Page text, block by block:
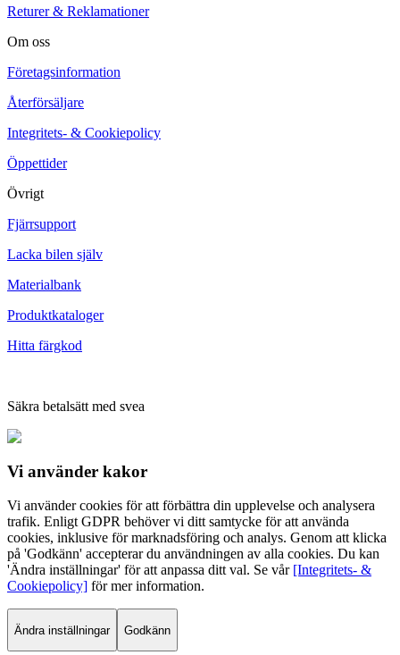
Returer & Reklamationer
Om oss
Företagsinformation
Återförsäljare
Integritets- & Cookiepolicy
Öppettider
Övrigt
Fjärrsupport
Lacka bilen själv
Materialbank
Produktkataloger
Hitta färgkod
Säkra betalsätt med svea
Vi använder kakor
Vi använder cookies för att förbättra din upplevelse och analysera
trafik. Enligt GDPR behöver vi ditt samtycke för att använda
cookies, inklusive för marknadsföring och analys. Genom att klicka
på 'Godkänn' accepterar du användningen av alla cookies. Du kan
'Ändra inställningar' för att anpassa ditt val. Se vår [Integritets- &
Cookiepolicy] för mer information.
Ändra inställningar Godkänn